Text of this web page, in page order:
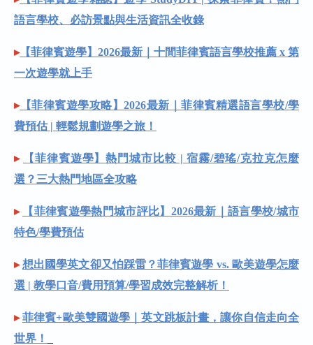
語言學校、必訪景點與生活資訊全收錄
▸【菲律賓遊學】2026最新｜十間菲律賓語言學校推薦 x 第
一次遊學就上手
▸【菲律賓遊學攻略】2026最新｜菲律賓精選語言學校/學
費預估 | 輕鬆規劃遊學之旅！
▸
【菲律賓遊學】熱門城市比較 | 宿霧/碧瑤/克拉克怎麼
選？三大熱門地區全攻略
▸
【菲律賓遊學熱門城市評比】2026最新｜語言學校/城市
特色/學費預估
▸想出國學英文卻又怕踩雷？菲律賓遊學 vs. 歐美遊學怎麼
選 | 教學口音/費用預算/學習成效完整解析！
▸菲律賓+歐美雙國遊學｜英文跳板計畫，讓你自信走向全
世界！